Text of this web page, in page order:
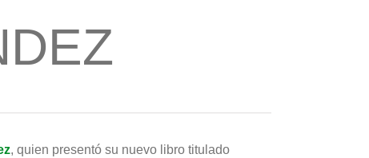
, quien presentó su nuevo libro titulado